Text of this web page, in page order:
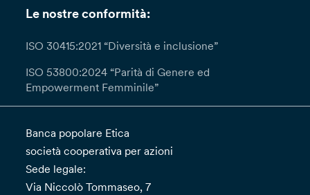
Le nostre conformità:
ISO 30415:2021 “Diversità e inclusione”
ISO 53800:2024 “Parità di Genere ed
Empowerment Femminile”
Banca popolare Etica
società cooperativa per azioni
Sede legale:
Via Niccolò Tommaseo, 7